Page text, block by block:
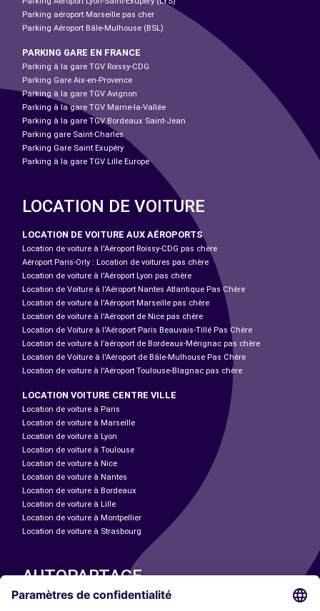
Parking aéroport Marseille pas cher
Parking Aéroport Bâle-Mulhouse (BSL)
PARKING GARE EN FRANCE
Parking à la gare TGV Roissy-CDG
Parking Gare Aix-en-Provence
Parking à la gare TGV Avignon
Parking à la gare TGV Marne-la-Vallée
Parking à la gare TGV Bordeaux Saint-Jean
Parking gare Saint-Charles
Parking Gare Saint Exupéry
Parking à la gare TGV Lille Europe
LOCATION DE VOITURE
LOCATION DE VOITURE AUX AÉROPORTS
Location de voiture à l'Aéroport Roissy-CDG pas chère
Aéroport Paris-Orly : Location de voitures pas chère
Location de voiture à l'Aéroport Lyon pas chère
Location de Voiture à l'Aéroport Nantes Atlantique Pas Chère
Location de voiture à l'Aéroport Marseille pas chère
Location de voiture à l'Aéroport de Nice pas chère
Location de Voiture à l'Aéroport Paris Beauvais-Tillé Pas Chère
Location de voiture à l’aéroport de Bordeaux-Mérignac pas chère
Location de Voiture à l'Aéroport de Bâle-Mulhouse Pas Chère
Location de voiture à l'Aéroport Toulouse-Blagnac pas chère
LOCATION VOITURE CENTRE VILLE
Location de voiture à Paris
Location de voiture à Marseille
Location de voiture à Lyon
Location de voiture à Toulouse
Location de voiture à Nice
Location de voiture à Nantes
Location de voiture à Bordeaux
Location de voiture à Lille
Location de voiture à Montpellier
Location de voiture à Strasbourg
AUTOPARTAGE